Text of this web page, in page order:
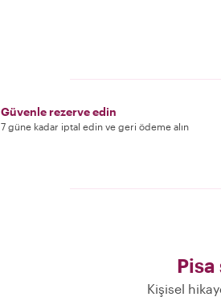
Güvenle rezerve edin
7 güne kadar iptal edin ve geri ödeme alın
Kişisel